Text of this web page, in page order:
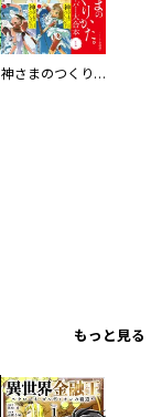
神さまのつくりかた。スーパー大合本
もっと見る